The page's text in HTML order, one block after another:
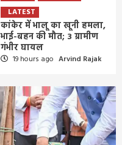
LATEST
कांकेर में भालू का खूनी हमला,
भाई-बहन की मौत; 3 ग्रामीण
गंभीर घायल
19 hours ago Arvind Rajak